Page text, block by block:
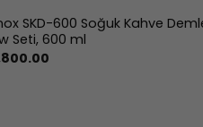
SKD-600 Soğuk Kahve
Seti, 600 ml